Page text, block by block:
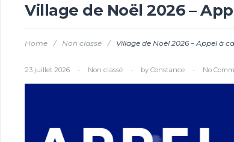
Village de Noël 2026 –
Home / Non classé / Village de Noël 2026 – Appel à
23 juillet 2026 - Non classé - byConstance - No